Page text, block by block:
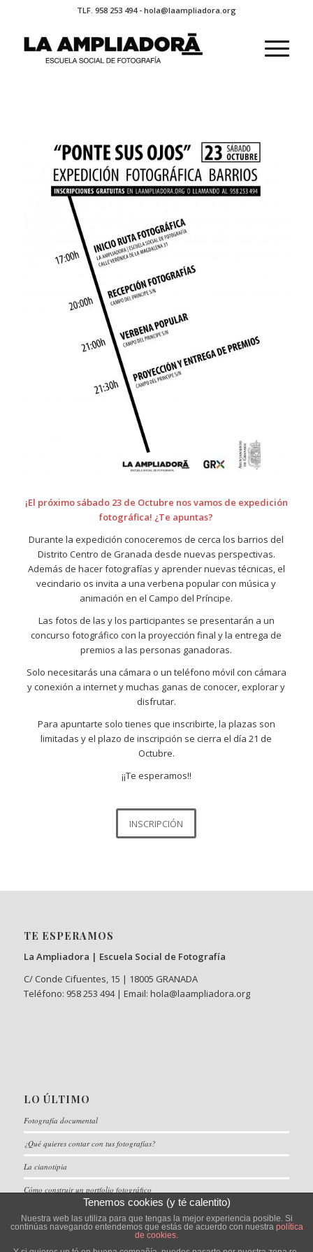
TLF. 958 253 494 - hola@laampliadora.org
¡El próximo sábado 23 de Octubre nos vamos de expedición
fotográfica! ¿Te apuntas?
Durante la expedición conoceremos de cerca los barrios del
Distrito Centro de Granada desde nuevas perspectivas.
Además de hacer fotografías y aprender nuevas técnicas, el
vecindario os invita a una verbena popular con música y
animación en el Campo del Príncipe.
Las fotos de las y los participantes se presentarán a un
concurso fotográfico con la proyección final y la entrega de
premios a las personas ganadoras.
Solo necesitarás una cámara o un teléfono móvil con cámara
y conexión a internet y muchas ganas de conocer, explorar y
disfrutar.
Para apuntarte solo tienes que inscribirte, la plazas son
limitadas y el plazo de inscripción se cierra el día 21 de
Octubre.
¡¡Te esperamos!!
INSCRIPCIÓN
TE ESPERAMOS
La Ampliadora | Escuela Social de Fotografía
C/ Conde Cifuentes, 15 | 18005 GRANADA
Teléfono: 958 253 494 | Email: hola@laampliadora.org
LO ÚLTIMO
Fotografía documental
¿Qué quieres contar con tus fotografías?
La cianotipia
Cómo construir un portfolio fotográfico
Tenemos cookies (y té calentito)
Nuestra web las utiliza para que tengas la mejor experiencia posible. Si
continúas navegando entendemos que estás de acuerdo con nuestra política
de cookies.